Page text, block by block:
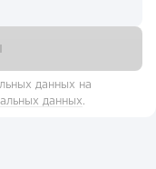
данных на
данных.